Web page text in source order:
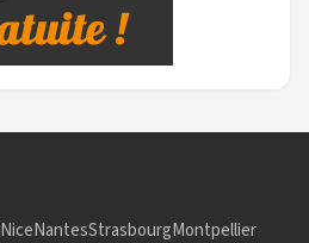
NiceNantesStrasbourgMontpellier